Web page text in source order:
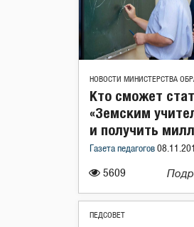
НОВОСТИ МИНИСТЕРСТВА
5609
Кто сможет
«Земским
и получить
Газета педагогов
ПЕДСОВЕТ